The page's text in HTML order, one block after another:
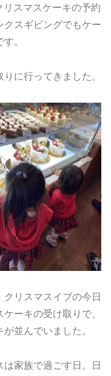
リスマスケーキの予約
クスギビングでもケー
。
に行ってきました。
リスマスイブの今日
ーキの受け取りで、
並んでいました。
家族で過ごす日。日